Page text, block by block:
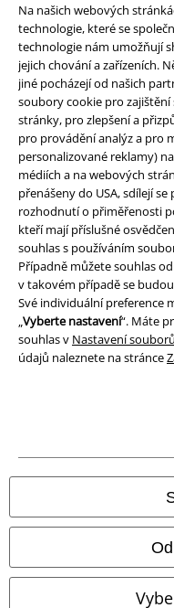
Na našich webových
technologie, které se
technologie nám umožňují
jejich chování a zařízeních.
jiné pocházejí od našich
soubory cookie pro
stránky, pro zlepšení a
pro provádění analýz a pro
personalizované reklamy)
médiích a na webových
přenášeny do USA, sdílejí
rozhodnutí o přiměřenosti
kteří mají příslušné
souhlas s používáním
Případně můžete souhlas
v takovém případě se
Své individuální preference
„Vyberte nastavení“. Máte
souhlas v Nastavení
údajů naleznete na stránce
Právní informace
Podmínky
Prohlášení
Ochrana osobních údajů
Likvidace odpadu a
Prohlášení o shodě
Informace o přístupnosti
Nastavení souborů cookie
Odstoupení od smlouvy
Naše online
EMP International